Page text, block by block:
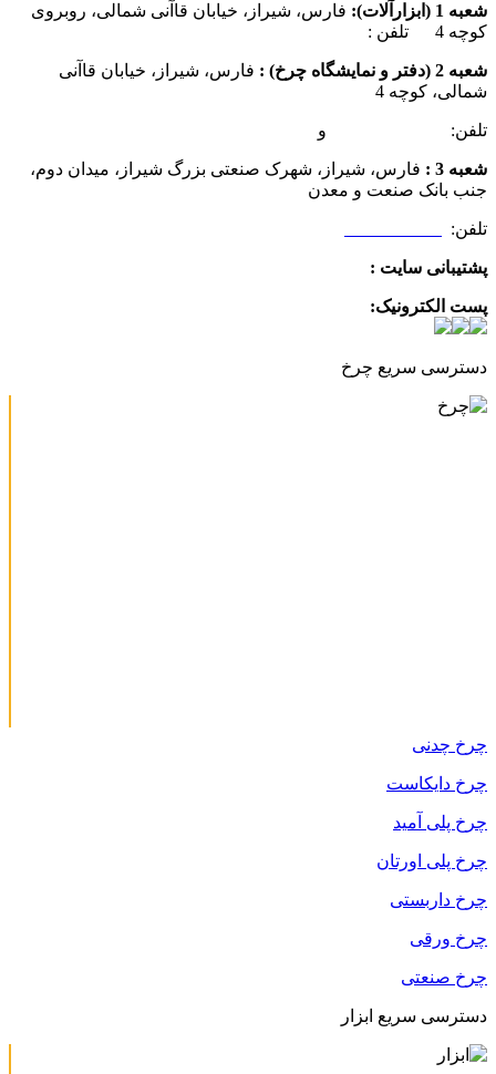
شعبه 1 (ابزارآلات):
فارس، شیراز، خیابان قاآنی شمالی، روبروی
کوچه 4 تلفن :
شعبه 2 (دفتر و نمایشگاه چرخ) :
فارس، شیراز، خیابان قاآنی
شمالی، کوچه 4
تلفن: و
شعبه 3 :
فارس، شیراز، شهرک صنعتی بزرگ شیراز، میدان دوم،
جنب بانک صنعت و معدن
تلفن:
پشتیبانی سایت :
پست الکترونیک:
دسترسی سریع چرخ
چرخ چدنی
چرخ دایکاست
چرخ پلی آمید
چرخ پلی اورتان
چرخ داربستی
چرخ ورقی
چرخ صنعتی
دسترسی سریع ابزار